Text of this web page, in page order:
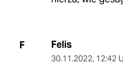
F Felis
30.11.2022, 12:42